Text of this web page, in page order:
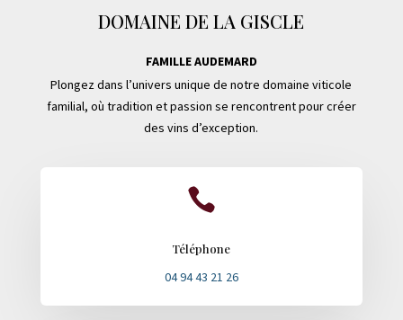
DOMAINE DE LA GISCLE
FAMILLE AUDEMARD
Plongez dans l’univers unique de notre domaine viticole
familial, où tradition et passion se rencontrent pour créer
des vins d’exception.

Téléphone
04 94 43 21 26